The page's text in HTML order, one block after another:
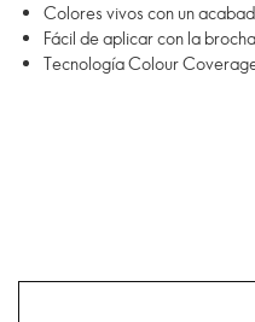
Colores vivos con un
Fácil de aplicar con la
Tecnología Colour